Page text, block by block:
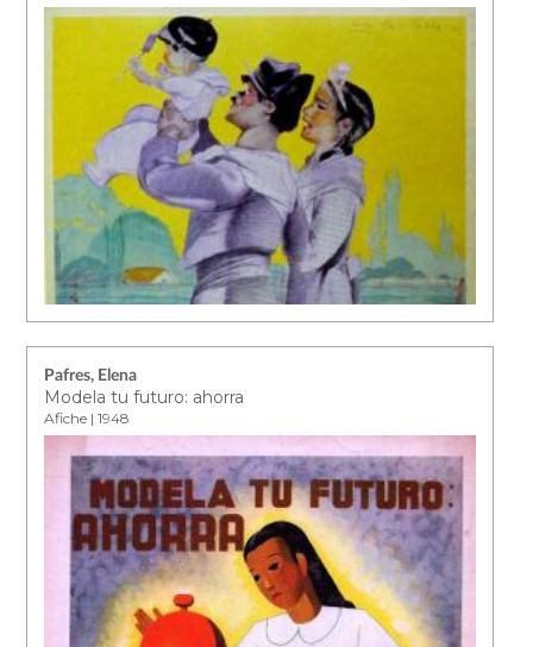
Pafres, Elena
Modela tu futuro: ahorra
Afiche | 1948